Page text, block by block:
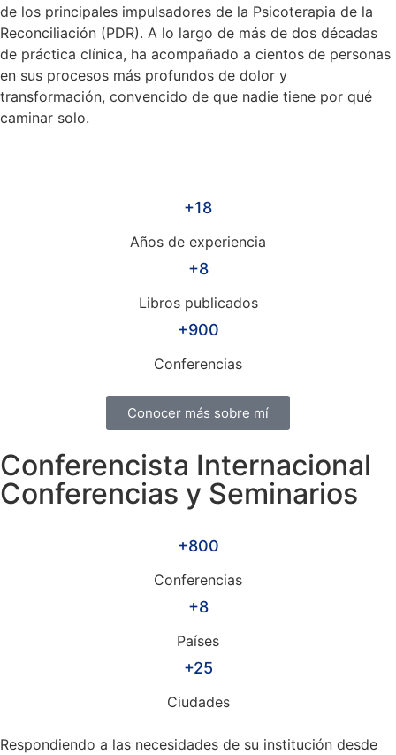
de los principales impulsadores de la Psicoterapia de la
Reconciliación (PDR). A lo largo de más de dos décadas
de práctica clínica, ha acompañado a cientos de personas
en sus procesos más profundos de dolor y
transformación, convencido de que nadie tiene por qué
caminar solo.
+18
Años de experiencia
+8
Libros publicados
+900
Conferencias
Conocer más sobre mí
Conferencista Internacional
Conferencias y Seminarios
+800
Conferencias
+8
Países
+25
Ciudades
Respondiendo a las necesidades de su institución desde